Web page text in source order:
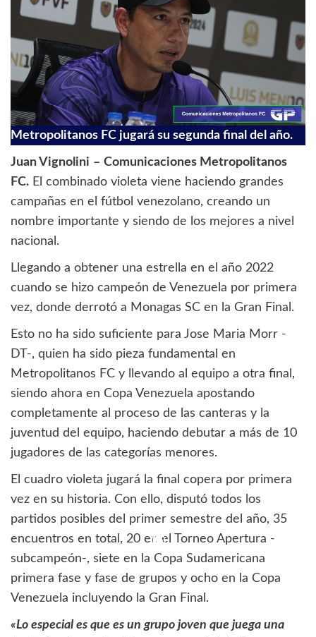
Metropolitanos FC jugará su segunda final del año.
Juan Vignolini – Comunicaciones Metropolitanos
FC. El combinado violeta viene haciendo grandes
campañas en el fútbol venezolano, creando un
nombre importante y siendo de los mejores a nivel
nacional.
Llegando a obtener una estrella en el año 2022
cuando se hizo campeón de Venezuela por primera
vez, donde derrotó a Monagas SC en la Gran Final.
Esto no ha sido suficiente para Jose Maria Morr -
DT-, quien ha sido pieza fundamental en
Metropolitanos FC y llevando al equipo a otra final,
siendo ahora en Copa Venezuela apostando
completamente al proceso de las canteras y la
juventud del equipo, haciendo debutar a más de 10
jugadores de las categorías menores.
El cuadro violeta jugará la final copera por primera
vez en su historia. Con ello, disputó todos los
partidos posibles del primer semestre del año, 35
encuentros en total, 20 en el Torneo Apertura -
subcampeón-, siete en la Copa Sudamericana
primera fase y fase de grupos y ocho en la Copa
Venezuela incluyendo la Gran Final.
«Lo especial es que es un grupo joven que juega una